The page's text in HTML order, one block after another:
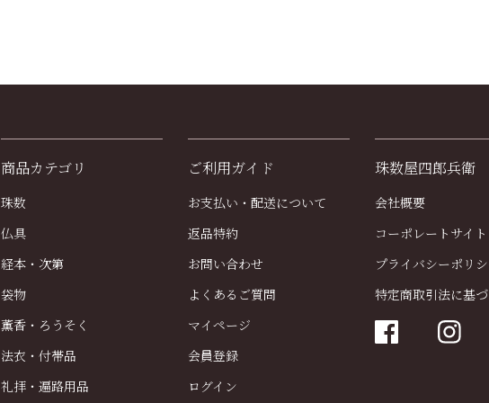
商品カテゴリ
珠数
仏具
経本・次第
袋物
薫香・ろうそく
法衣・付帯品
礼拝・遍路用品
ご利用ガイド
お支払い・配送について
返品特約
お問い合わせ
よくあるご質問
マイページ
会員登録
ログイン
珠数屋四郎兵衛
会社概要
コーポレートサイト
プライバシーポリ
特定商取引法に基